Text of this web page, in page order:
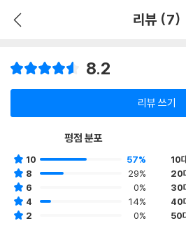
리뷰 (7)
8.2
리뷰 쓰기
평점 분포
10
57%
8
29%
6
0%
4
14%
2
0%
10
20
30
40
50